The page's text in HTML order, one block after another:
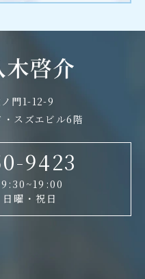
門1-12-9
スズエビル6階
9423
9:30~19:00
曜・祝日